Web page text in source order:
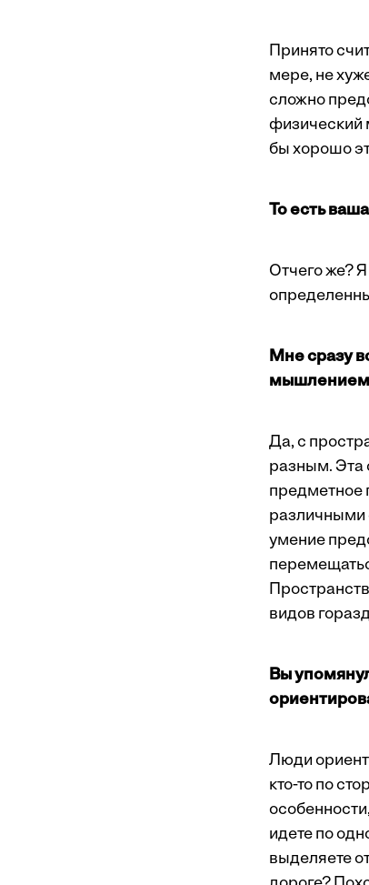
Принято
мере, не
сложно
физический
бы хорошо
То есть
Отчего же?
Мне сразу
мышлением,
Да, с
разным. Эта
предметное
умение
видов
Вы
Люди
кто-то по
идете по
выделяете